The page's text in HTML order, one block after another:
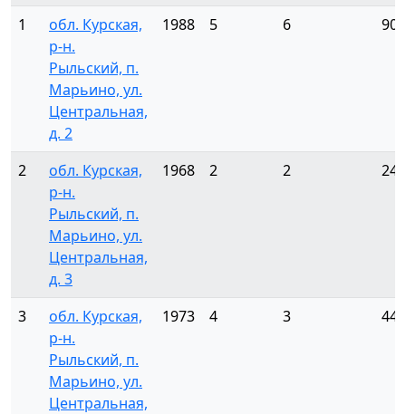
1
обл. Курская,
р-н.
Рыльский, п.
Марьино, ул.
Центральная,
д. 2
1988 5 6 90
2
обл. Курская,
р-н.
Рыльский, п.
Марьино, ул.
Центральная,
д. 3
1968 2 2 24
3
обл. Курская,
р-н.
Рыльский, п.
Марьино, ул.
Центральная,
1973 4 3 44